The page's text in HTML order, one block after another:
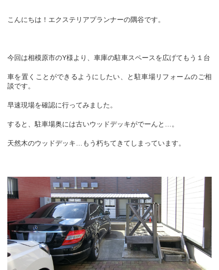
こんにちは！エクステリアプランナーの隅谷です。
今回は相模原市のY様より、車庫の駐車スペースを広げてもう１台
車を置くことができるようにしたい、と駐車場リフォームのご相
談です。
早速現場を確認に行ってみました。
すると、駐車場奥には古いウッドデッキがでーんと…。
天然木のウッドデッキ…もう朽ちてきてしまっています。